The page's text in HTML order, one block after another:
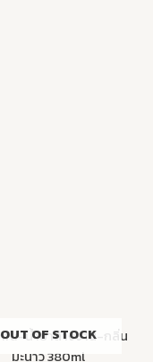
OUT OF STOCK